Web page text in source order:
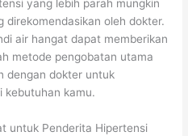
yang lebih parah mungkin
oleh dokter.
air hangat dapat memberikan
metode pengobatan utama
dengan dokter untuk
kebutuhan kamu.
untuk Penderita Hipertensi